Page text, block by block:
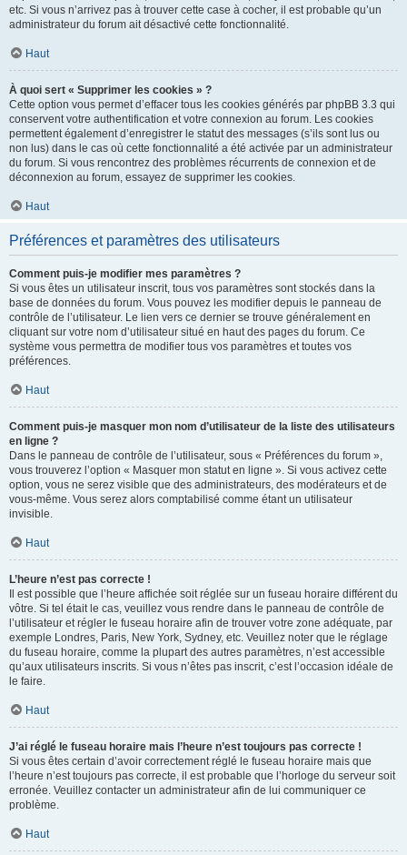
etc. Si vous n’arrivez pas à trouver cette case à cocher, il est probable qu’un
administrateur du forum ait désactivé cette fonctionnalité.
Haut
À quoi sert « Supprimer les cookies » ?
Cette option vous permet d’effacer tous les cookies générés par phpBB 3.3 qui
conservent votre authentification et votre connexion au forum. Les cookies
permettent également d’enregistrer le statut des messages (s’ils sont lus ou
non lus) dans le cas où cette fonctionnalité a été activée par un administrateur
du forum. Si vous rencontrez des problèmes récurrents de connexion et de
déconnexion au forum, essayez de supprimer les cookies.
Haut
Préférences et paramètres des utilisateurs
Comment puis-je modifier mes paramètres ?
Si vous êtes un utilisateur inscrit, tous vos paramètres sont stockés dans la
base de données du forum. Vous pouvez les modifier depuis le panneau de
contrôle de l’utilisateur. Le lien vers ce dernier se trouve généralement en
cliquant sur votre nom d’utilisateur situé en haut des pages du forum. Ce
système vous permettra de modifier tous vos paramètres et toutes vos
préférences.
Haut
Comment puis-je masquer mon nom d’utilisateur de la liste des utilisateurs
en ligne ?
Dans le panneau de contrôle de l’utilisateur, sous « Préférences du forum »,
vous trouverez l’option « Masquer mon statut en ligne ». Si vous activez cette
option, vous ne serez visible que des administrateurs, des modérateurs et de
vous-même. Vous serez alors comptabilisé comme étant un utilisateur
invisible.
Haut
L’heure n’est pas correcte !
Il est possible que l’heure affichée soit réglée sur un fuseau horaire différent du
vôtre. Si tel était le cas, veuillez vous rendre dans le panneau de contrôle de
l’utilisateur et régler le fuseau horaire afin de trouver votre zone adéquate, par
exemple Londres, Paris, New York, Sydney, etc. Veuillez noter que le réglage
du fuseau horaire, comme la plupart des autres paramètres, n’est accessible
qu’aux utilisateurs inscrits. Si vous n’êtes pas inscrit, c’est l’occasion idéale de
le faire.
Haut
J’ai réglé le fuseau horaire mais l’heure n’est toujours pas correcte !
Si vous êtes certain d’avoir correctement réglé le fuseau horaire mais que
l’heure n’est toujours pas correcte, il est probable que l’horloge du serveur soit
erronée. Veuillez contacter un administrateur afin de lui communiquer ce
problème.
Haut